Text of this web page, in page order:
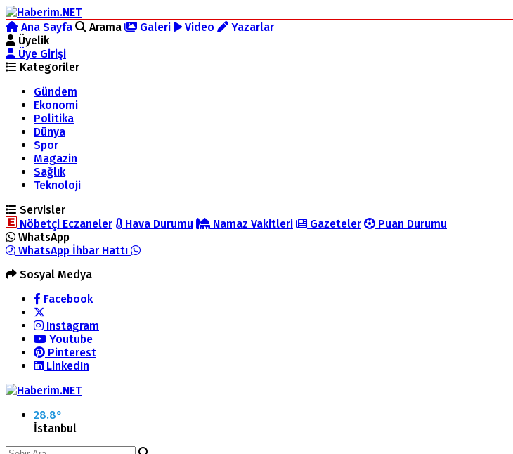
Ana Sayfa Arama Galeri Video
Yazarlar
Üyelik
Üye Girişi
Kategoriler
Gündem
Ekonomi
Politika
Dünya
Spor
Magazin
Sağlık
Teknoloji
Servisler
Nöbetçi Eczaneler
Hava Durumu Namaz Vakitleri Gazeteler
Puan Durumu
WhatsApp
WhatsApp İhbar Hattı
Sosyal Medya
Facebook
Instagram
Youtube
Pinterest
LinkedIn
28.8°
İstanbul